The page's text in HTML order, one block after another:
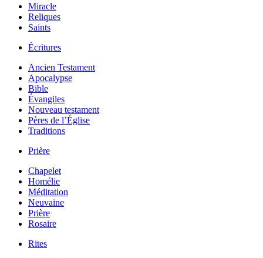
Miracle
Reliques
Saints
Écritures
Ancien Testament
Apocalypse
Bible
Évangiles
Nouveau testament
Pères de l’Église
Traditions
Prière
Chapelet
Homélie
Méditation
Neuvaine
Prière
Rosaire
Rites